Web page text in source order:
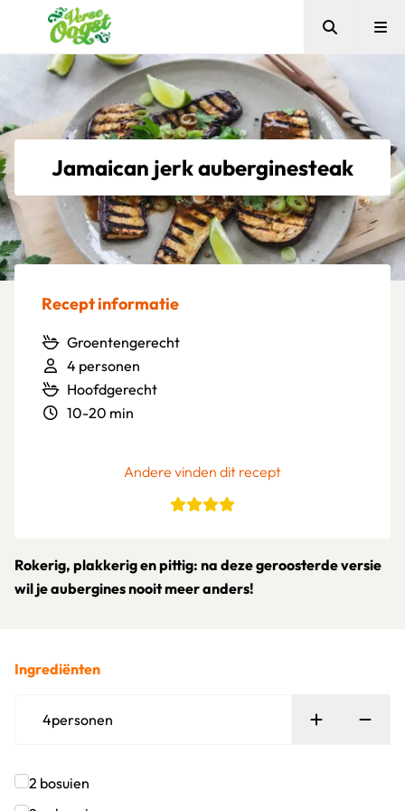
Verse Oogst
Zoeken
Jamaican jerk auberginesteak
Recept informatie
Groentengerecht
4 personen
Hoofdgerecht
10-20 min
Andere vinden dit recept
Rokerig, plakkerig en pittig: na deze geroosterde versie
wil je aubergines nooit meer anders!
Ingrediënten
4personen Persoon
2 bosuien